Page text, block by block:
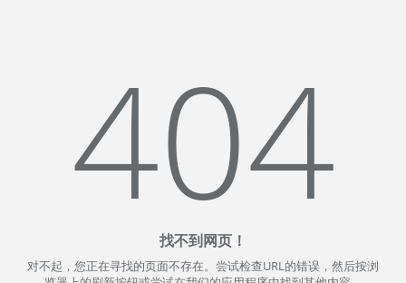
404
找不到网页！
对不起，您正在寻找的页面不存在。尝试检查URL的错误，然后按浏